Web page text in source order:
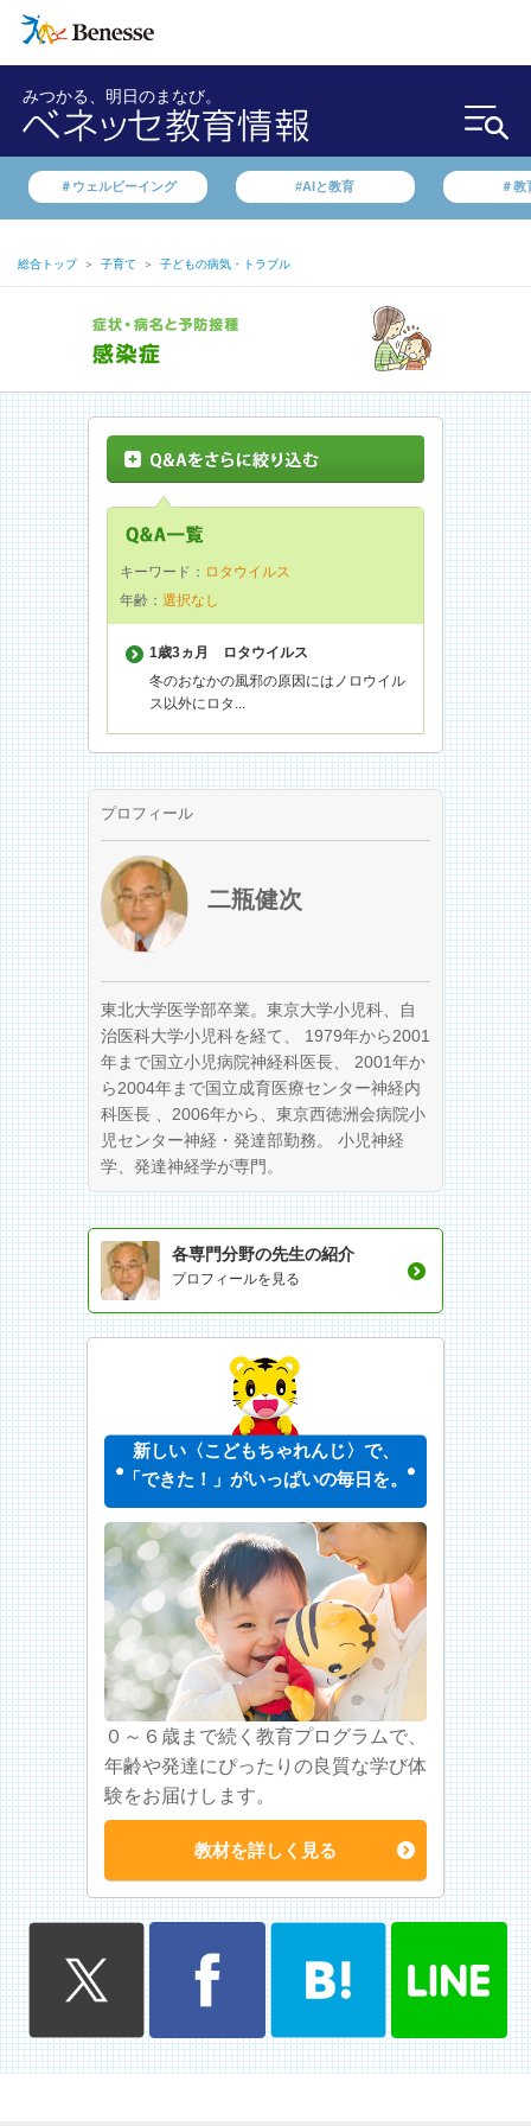
みつかる、明日のまなび。
＃ウェルビーイング #AIと教育 ＃教
総合トップ ＞ 子育て ＞ 子どもの病気・トラブル
キーワード： ロタウイルス
年齢： 選択なし
1歳3ヵ月
ロタウイルス
冬のおなかの風邪の原因にはノロウイル
ス以外にロタ...
プロフィール
二瓶健次
東北大学医学部卒業。東京大学小児科、自
治医科大学小児科を経て、 1979年から2001
年まで国立小児病院神経科医長、 2001年か
ら2004年まで国立成育医療センター神経内
科医長 、2006年から、東京西徳洲会病院小
児センター神経・発達部勤務。 小児神経
学、発達神経学が専門。
各専門分野の先生の紹介
プロフィールを見る
新しい〈こどもちゃれんじ〉で、
「できた！」がいっぱいの毎日を。
０～６歳まで続く教育プログラムで、
年齢や発達にぴったりの良質な学び体
験をお届けします。
教材を詳しく見る